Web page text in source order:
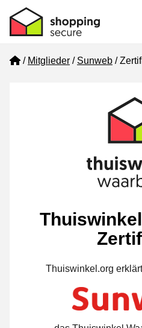
Home
Mitglieder Sunweb
Thuiswinkel.org